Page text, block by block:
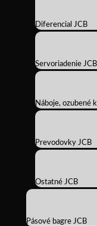
Diferencial JCB
Servoriadenie JCB
Náboje, ozubené
Prevodovky JCB
Ostatné JCB
Pásové bagre JCB